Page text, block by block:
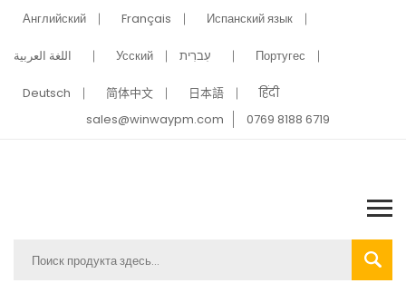
Английский Français Испанский язык
اللغة العربية Усский עִברִית Португес
Deutsch 简体中文 日本語
हिंदी
sales@winwaypm.com
0769 8188 6719